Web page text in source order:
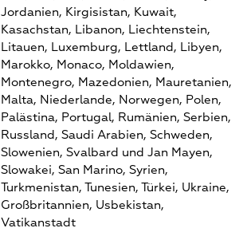
Jordanien, Kirgisistan, Kuwait,
Kasachstan, Libanon, Liechtenstein,
Litauen, Luxemburg, Lettland, Libyen,
Marokko, Monaco, Moldawien,
Montenegro, Mazedonien, Mauretanien,
Malta, Niederlande, Norwegen, Polen,
Palästina, Portugal, Rumänien, Serbien,
Russland, Saudi Arabien, Schweden,
Slowenien, Svalbard und Jan Mayen,
Slowakei, San Marino, Syrien,
Turkmenistan, Tunesien, Türkei, Ukraine,
Großbritannien, Usbekistan,
Vatikanstadt